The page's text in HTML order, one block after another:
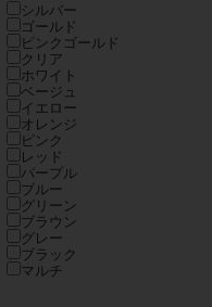
シルバー
ゴールド
ピンクゴールド
クリア
ホワイト
ベージュ
イエロー
オレンジ
ピンク
レッド
パープル
ブルー
グリーン
ブラウン
グレー
ブラック
マルチ